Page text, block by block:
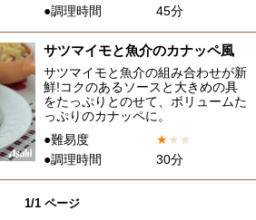
●調理時間
45分
サツマイモと魚介のカナッペ風
サツマイモと魚介の組み合わせが新
鮮!コクのあるソースと大きめの具
をたっぷりとのせて、ボリュームた
っぷりのカナッペに。
●難易度
★★ ★
●調理時間
30分
1/1 ページ